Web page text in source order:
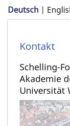
Deutsch
Kontakt
Schelling-
Akademie
Universität